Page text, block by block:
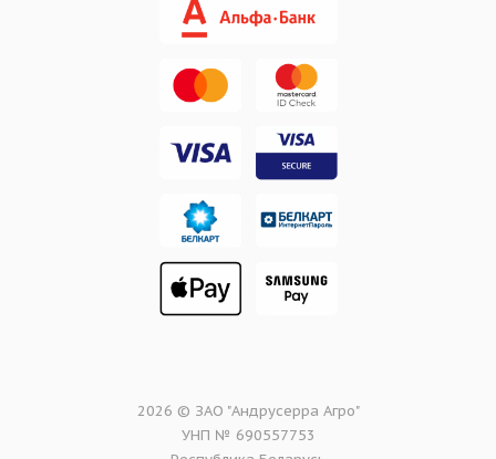
2026 © ЗАО "Андрусерра Агро"
УНП № 690557753